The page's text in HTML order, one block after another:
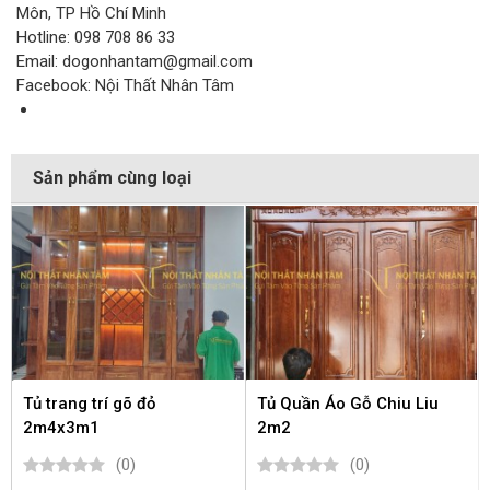
Môn, TP Hồ Chí Minh
Hotline: 098 708 86 33
Email: dogonhantam@gmail.com
Facebook: Nội Thất Nhân Tâm
Sản phẩm cùng loại
Tủ trang trí gõ đỏ
2m4x3m1
(0)
Tủ Quần Áo Gỗ Chiu Liu
2m2
(0)